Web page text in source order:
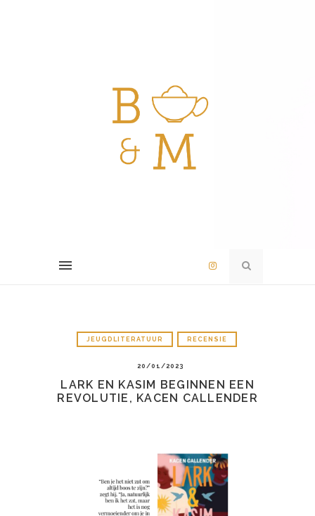
JEUGDLITERATUUR RECENSIE
20/01/2023
LARK EN KASIM BEGINNEN EEN
REVOLUTIE, KACEN CALLENDER